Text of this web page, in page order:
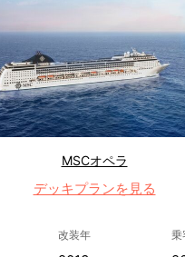
MSCオペラ
デッキプランを見る
改装年 乗